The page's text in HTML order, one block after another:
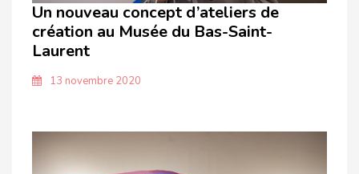
Un nouveau concept d’ateliers de
création au Musée du Bas-Saint-
Laurent
13 novembre 2020